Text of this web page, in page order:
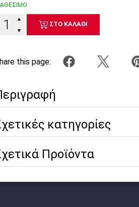
▼
▲
ΣΤΟ ΚΑΛΑΘΙ
this page:
κατηγορίες
Προϊόντα